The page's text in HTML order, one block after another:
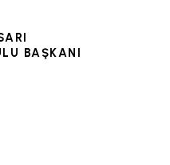
BAŞKANI